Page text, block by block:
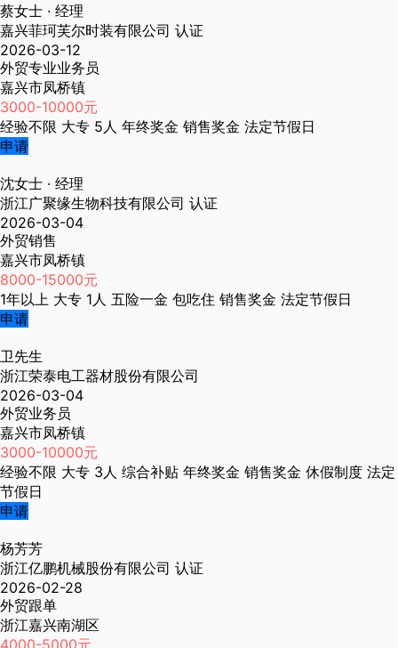
蔡女士 · 经理
嘉兴菲珂芙尔时装有限公司 认证
2026-03-12
外贸专业业务员
嘉兴市凤桥镇
3000-10000元
经验不限 大专 5人 年终奖金 销售奖金 法定节假日
申请
沈女士 · 经理
浙江广聚缘生物科技有限公司 认证
2026-03-04
外贸销售
嘉兴市凤桥镇
8000-15000元
1年以上 大专 1人 五险一金 包吃住 销售奖金 法定节假日
申请
卫先生
浙江荣泰电工器材股份有限公司
2026-03-04
外贸业务员
嘉兴市凤桥镇
3000-10000元
经验不限 大专 3人 综合补贴 年终奖金 销售奖金 休假制度 法定
节假日
申请
杨芳芳
浙江亿鹏机械股份有限公司 认证
2026-02-28
外贸跟单
浙江嘉兴南湖区
4000-5000元